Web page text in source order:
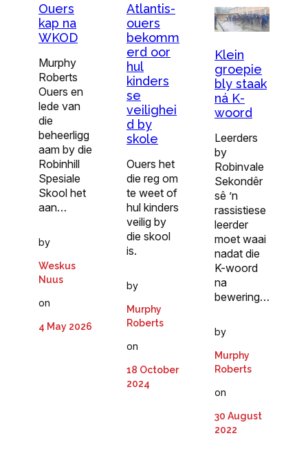
Ouers
kap na
WKOD
Murphy
Roberts
Ouers en
lede van
die
beheerligg
aam by die
Robinhill
Spesiale
Skool het
aan…
by
Weskus
Nuus
on
4 May 2026
Atlantis-
ouers
bekomm
erd oor
hul
kinders
se
veilighei
d by
skole
Ouers het
die reg om
te weet of
hul kinders
veilig by
die skool
is.
by
Murphy
Roberts
on
18 October
2024
Klein
groepie
bly staak
ná K-
woord
Leerders
by
Robinvale
Sekondêr
sê ’n
rassistiese
leerder
moet waai
nadat die
K-woord
na
bewering…
by
Murphy
Roberts
on
30 August
2022